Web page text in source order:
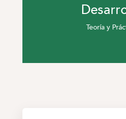
Teoría y